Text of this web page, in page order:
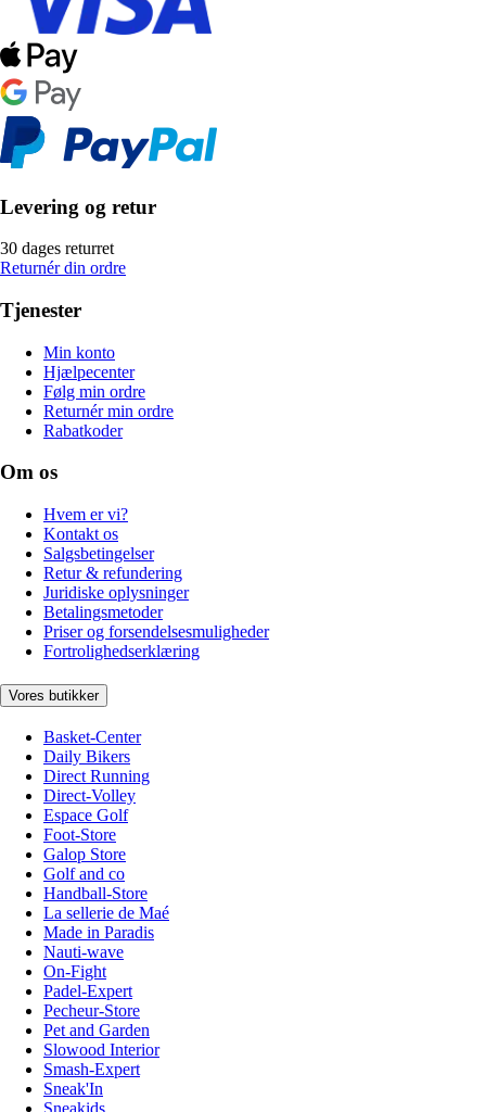
Levering og retur
30 dages returret
Returnér din ordre
Tjenester
Min konto
Hjælpecenter
Følg min ordre
Returnér min ordre
Rabatkoder
Om os
Hvem er vi?
Kontakt os
Salgsbetingelser
Retur & refundering
Juridiske oplysninger
Betalingsmetoder
Priser og forsendelsesmuligheder
Fortrolighedserklæring
Vores butikker
Basket-Center
Daily Bikers
Direct Running
Direct-Volley
Espace Golf
Foot-Store
Galop Store
Golf and co
Handball-Store
La sellerie de Maé
Made in Paradis
Nauti-wave
On-Fight
Padel-Expert
Pecheur-Store
Pet and Garden
Slowood Interior
Smash-Expert
Sneak'In
Sneakids